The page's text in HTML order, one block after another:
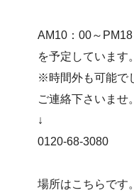
AM10：00～
を予定しています。
※時間外も可能で
ご連絡下さいませ。
↓
0120-68-3080
場所はこちらです。